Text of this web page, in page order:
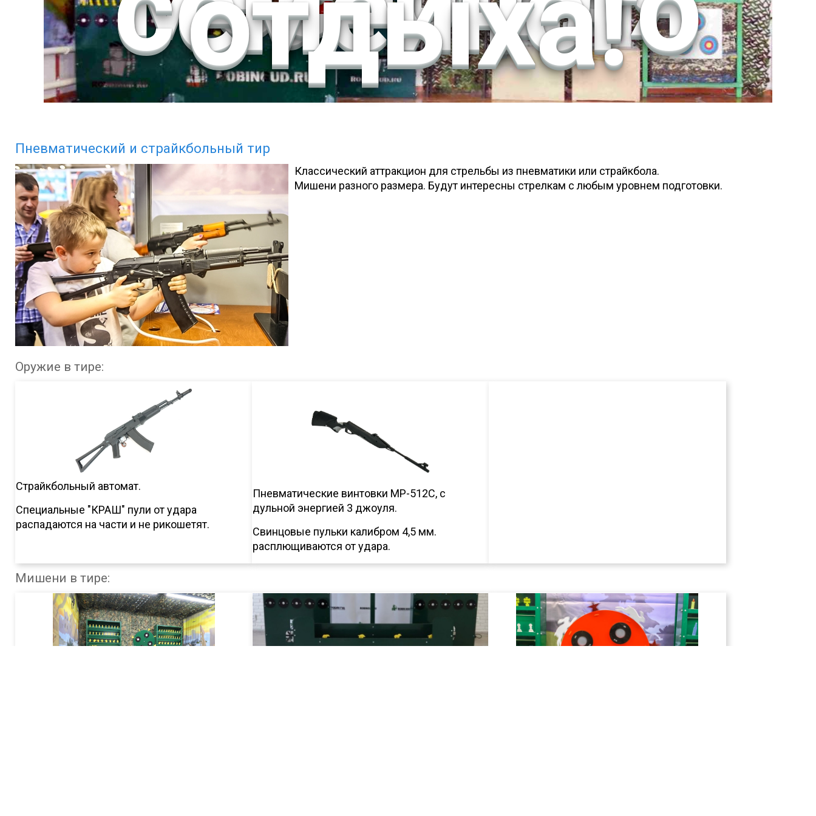
Пневматический и страйкбольный тир
Классический аттракцион для стрельбы из пневматики или страйкбола.
Мишени разного размера. Будут интересны стрелкам с любым уровнем подготовки.
Оружие в тире:
Cтрайкбольный автомат.
Специальные "КРАШ" пули от удара
распадаются на части и не рикошетят.
Пневматические винтовки МР-512С, с
дульной энергией 3 джоуля.
Свинцовые пульки калибром 4,5 мм.
расплющиваются от удара.
Мишени в тире: